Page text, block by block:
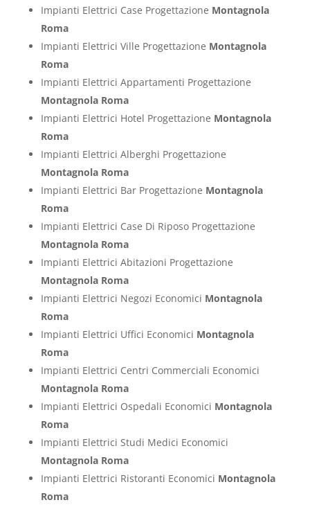
Impianti Elettrici Case Progettazione Montagnola
Roma
Impianti Elettrici Ville Progettazione Montagnola
Roma
Impianti Elettrici Appartamenti Progettazione
Montagnola Roma
Impianti Elettrici Hotel Progettazione Montagnola
Roma
Impianti Elettrici Alberghi Progettazione
Montagnola Roma
Impianti Elettrici Bar Progettazione Montagnola
Roma
Impianti Elettrici Case Di Riposo Progettazione
Montagnola Roma
Impianti Elettrici Abitazioni Progettazione
Montagnola Roma
Impianti Elettrici Negozi Economici Montagnola
Roma
Impianti Elettrici Uffici Economici Montagnola
Roma
Impianti Elettrici Centri Commerciali Economici
Montagnola Roma
Impianti Elettrici Ospedali Economici Montagnola
Roma
Impianti Elettrici Studi Medici Economici
Montagnola Roma
Impianti Elettrici Ristoranti Economici Montagnola
Roma